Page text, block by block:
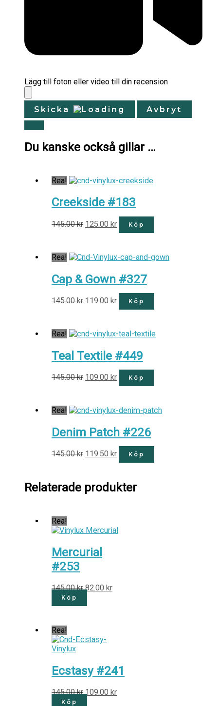
Lägg till foton eller video till din recension
Skicka Avbryt
Du kanske också gillar …
Rea!
Creekside #183
145.00kr 125.00kr Köp
Rea!
Cap & Gown #327
145.00kr 119.00kr Köp
Rea!
Teal Textile #449
145.00kr 109.00kr Köp
Rea!
Denim Patch #226
145.00kr 119.50kr Köp
Relaterade produkter
Rea!
Mercurial
#253
145.00kr 82.00kr
Köp
Rea!
Ecstasy #241
145.00kr 109.00 kr
Köp